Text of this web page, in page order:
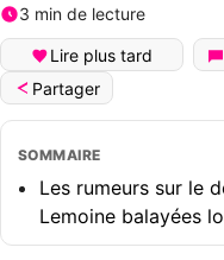
3 min de lecture
Lire plus tard
Partager
SOMMAIRE
Les rumeurs sur le
Lemoine balayées